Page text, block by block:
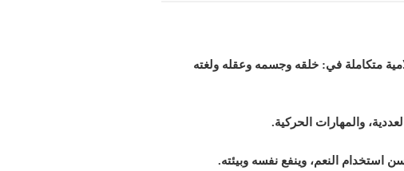
متكاملة في: خلقه وجسمه وعقله ولغته
والمهارات الحركية.
استخدام النعم، وينفع نفسه وبيئته.